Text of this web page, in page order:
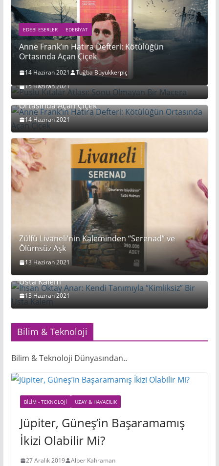
EDEBI ESERLER EDEBIYAT
Anne Frank’ın Hatıra Defteri: Kötülüğün
Ortasında Açan Çiçek
14 Haziran 2021 Tuğba Büyükkerpiç
Puslu Kıtalar Atlası: Sonu Olmayan Bir Macera
15 Haziran 2021
Anne Frank’ın Hatıra Defteri: Kötülüğün
Ortasında Açan Çiçek
14 Haziran 2021
Zülfü Livaneli’nin Kaleminden “Serenad” ve
Ölümsüz Aşk
13 Haziran 2021
İhsan Oktay Anar: Kendi Tanımıyla “Kimliksiz” Bir
Usta Kalem
13 Haziran 2021
Bilim & Teknoloji
Bilim & Teknoloji Dünyasından..
BILIM - TEKNOLOJI UZAY & HAVACILIK
Jüpiter, Güneş’in Başaramamış
İkizi Olabilir Mi?
27 Aralık 2019 Alper Kahraman